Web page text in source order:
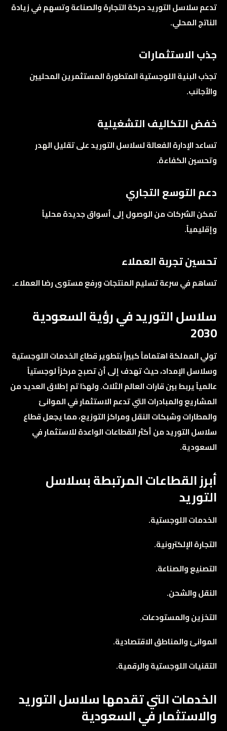
تدعم سلاسل التوريد حركة التجارة والصناعة وتسهم في زيادة
الناتج المحلي.
جذب الاستثمارات
تجذب البنية اللوجستية المتطورة المستثمرين المحليين
والأجانب.
خفض التكاليف التشغيلية
تساعد الإدارة الفعالة لسلاسل التوريد على تقليل الهدر
وتحسين الكفاءة.
دعم التوسع التجاري
تمكن الشركات من الوصول إلى أسواق جديدة محلياً
وإقليمياً.
تحسين تجربة العملاء
تساهم في سرعة تسليم المنتجات ورفع مستوى رضا العملاء.
سلاسل التوريد في رؤية السعودية
2030
تولي المملكة اهتماماً كبيراً بتطوير قطاع الخدمات اللوجستية
وسلاسل الإمداد، حيث تهدف إلى أن تصبح مركزاً لوجستياً
عالمياً يربط بين قارات العالم الثلاث. ولهذا تم إطلاق العديد من
المشاريع والمبادرات التي تدعم الاستثمار في الموانئ
والمطارات وشبكات النقل ومراكز التوزيع، مما يجعل قطاع
سلاسل التوريد من أكثر القطاعات الواعدة للاستثمار في
السعودية.
أبرز القطاعات المرتبطة بسلاسل
التوريد
الخدمات اللوجستية.
التجارة الإلكترونية.
التصنيع والصناعة.
النقل والشحن.
التخزين والمستودعات.
الموانئ والمناطق الاقتصادية.
التقنيات اللوجستية والرقمية.
الخدمات التي تقدمها سلاسل التوريد
والاستثمار في السعودية